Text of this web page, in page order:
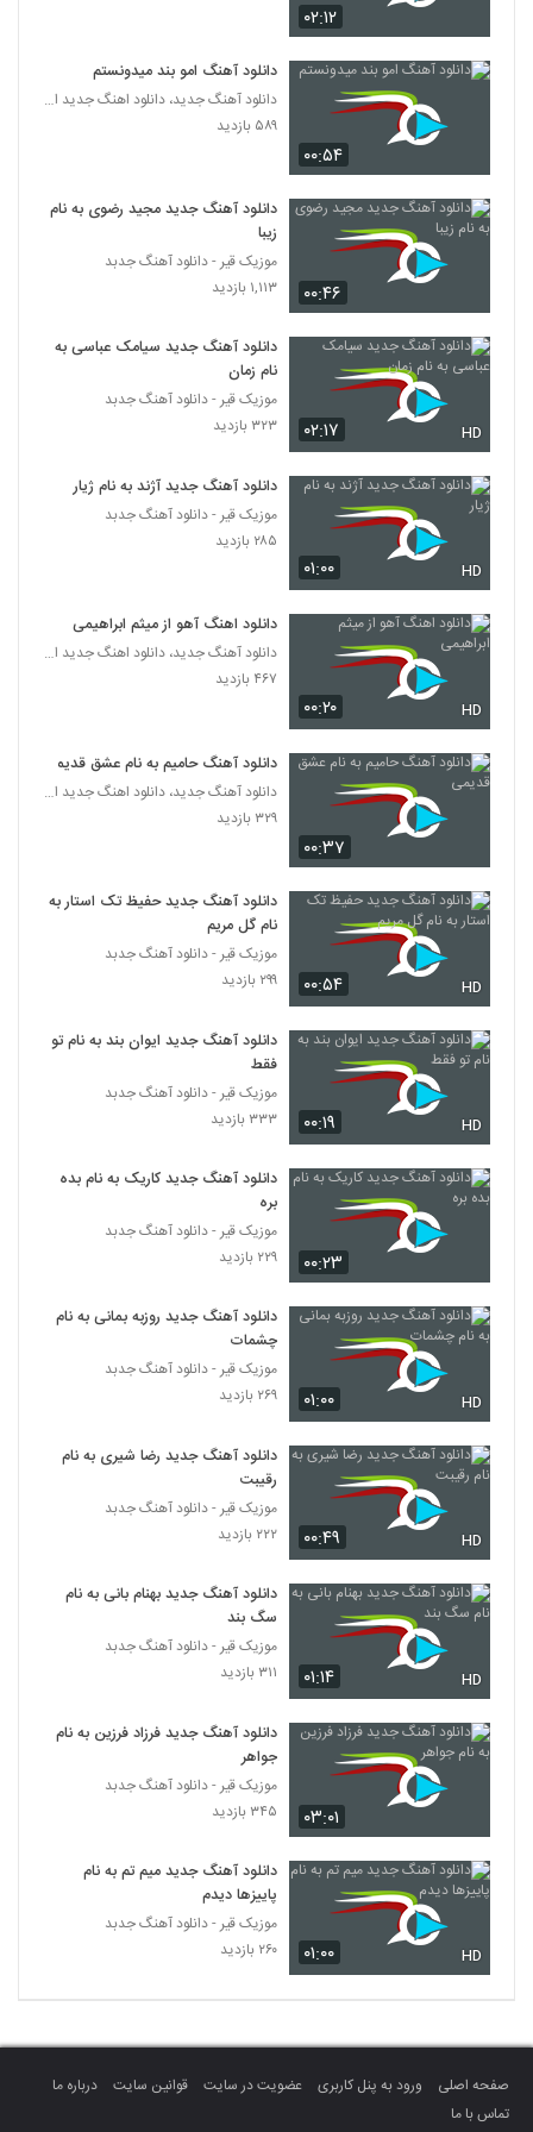
4794
Mostafa Sameri Jane Jahan
۳۱۰ بازدید
آهنگ علی بختیاری بنام برای تو
4796
دانلود آهنگ جدید و زیبای مجتبی جعفری با
نام عاشق کش
موزیک زیبای طرفدار از مهدی شکوهی
۲۶۸ بازدید
تورج دادیان آهنگ خوبه من
4799
موزیک زیبای درسته که عاشقتم از پیام شیرزاد
دانلود آهنگ چیکار کردی از یابین
۰۲:۱۲
۰۰:۵۴
دانلود آهنگ امو بند میدونستم
دانلود آهنگ جدید، دانلود اهنگ جدید ایرانی
۵۸۹ بازدید
۰۰:۴۶
دانلود آهنگ جدید مجید رضوی به نام
زیبا
موزیک قیر - دانلود آهنگ جدبد
۱,۱۱۳ بازدید
۰۲:۱۷ HD
دانلود آهنگ جدید سیامک عباسی به
نام زمان
موزیک قیر - دانلود آهنگ جدبد
۳۲۳ بازدید
۰۱:۰۰ HD
دانلود آهنگ جدید آژند به نام ژیار
موزیک قیر - دانلود آهنگ جدبد
۲۸۵ بازدید
۰۰:۲۰ HD
دانلود اهنگ آهو از میثم ابراهیمی
دانلود آهنگ جدید، دانلود اهنگ جدید ایرانی
۴۶۷ بازدید
۰۰:۳۷
دانلود آهنگ حامیم به نام عشق قدیمی
دانلود آهنگ جدید، دانلود اهنگ جدید ایرانی
۳۲۹ بازدید
۰۰:۵۴ HD
دانلود آهنگ جدید حفیظ تک استار به
نام گل مریم
موزیک قیر - دانلود آهنگ جدبد
۲۹۹ بازدید
۰۰:۱۹ HD
دانلود آهنگ جدید ایوان بند به نام تو
فقط
موزیک قیر - دانلود آهنگ جدبد
۳۳۳ بازدید
۰۰:۲۳
دانلود آهنگ جدید کاریک به نام بده
بره
موزیک قیر - دانلود آهنگ جدبد
۲۲۹ بازدید
۰۱:۰۰ HD
دانلود آهنگ جدید روزبه بمانی به نام
چشمات
موزیک قیر - دانلود آهنگ جدبد
۲۶۹ بازدید
۰۰:۴۹ HD
دانلود آهنگ جدید رضا شیری به نام
رقیبت
موزیک قیر - دانلود آهنگ جدبد
۲۲۲ بازدید
۰۱:۱۴ HD
دانلود آهنگ جدید بهنام بانی به نام
سگ بند
موزیک قیر - دانلود آهنگ جدبد
۳۱۱ بازدید
۰۳:۰۱
دانلود آهنگ جدید فرزاد فرزین به نام
جواهر
موزیک قیر - دانلود آهنگ جدبد
۳۴۵ بازدید
۰۱:۰۰ HD
دانلود آهنگ جدید میم تم به نام
پاییزها دیدم
موزیک قیر - دانلود آهنگ جدبد
۲۶۰ بازدید
صفحه اصلی ورود به پنل کاربری عضویت در سایت قوانین سایت
درباره ما
تماس با ما